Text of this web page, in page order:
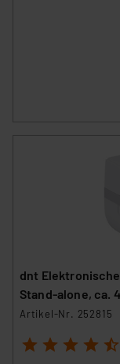
dnt
Stand-alone, ca.
Artikel-Nr. 252815
1 2 3 4 5